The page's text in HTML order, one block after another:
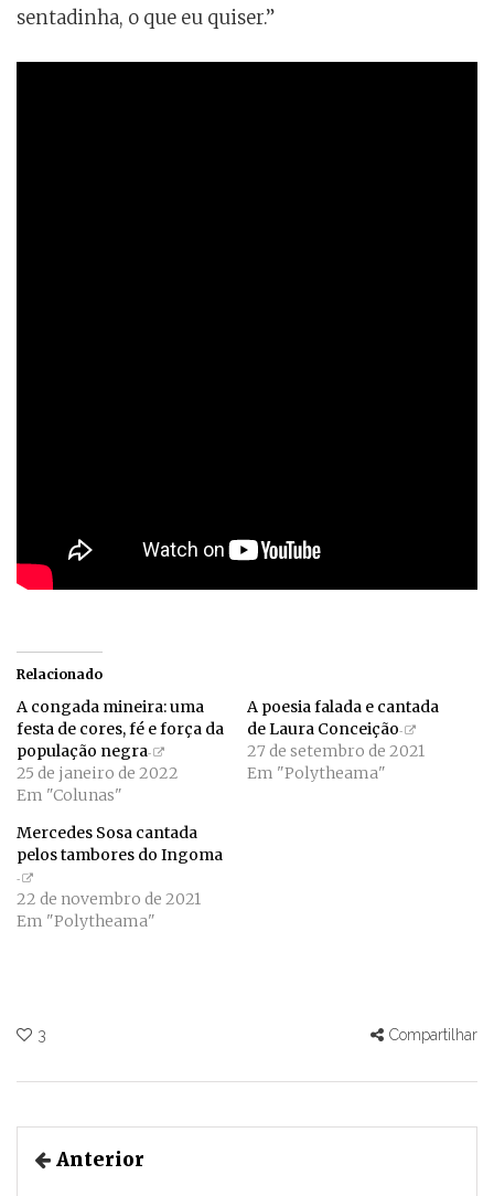
sentadinha, o que eu quiser.”
Relacionado
A congada mineira: uma
festa de cores, fé e força da
população negra
25 de janeiro de 2022
Em "Colunas"
A poesia falada e cantada
de Laura Conceição
27 de setembro de 2021
Em "Polytheama"
Mercedes Sosa cantada
pelos tambores do Ingoma
22 de novembro de 2021
Em "Polytheama"
3 Compartilhar
Anterior